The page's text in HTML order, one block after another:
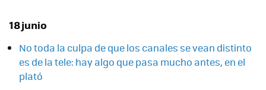
18 junio
No toda la culpa de que los canales se vean distinto
es de la tele: hay algo que pasa mucho antes, en el
plató